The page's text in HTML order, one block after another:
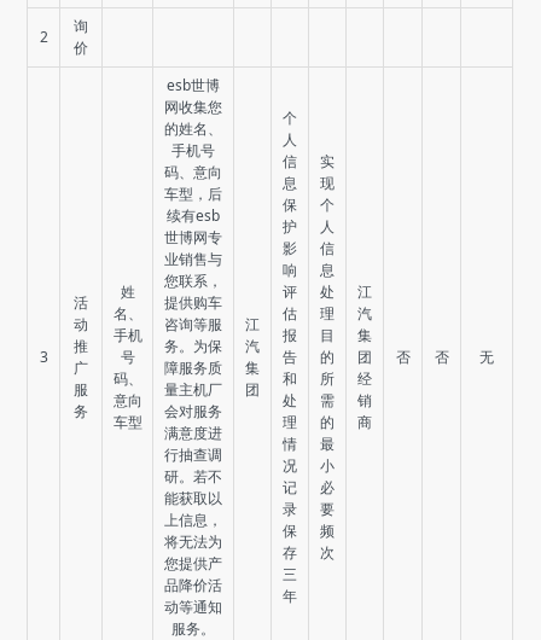
2
询
价
3
活
动
推
广
服
务
姓
名、
手机
号
码、
意向
车型
esb世博
网收集您
的姓名、
手机号
码、意向
车型，后
续有esb
世博网专
业销售与
您联系，
提供购车
咨询等服
务。为保
障服务质
量主机厂
会对服务
满意度进
行抽查调
研。若不
能获取以
上信息，
将无法为
您提供产
品降价活
动等通知
服务。
江
汽
集
团
个
人
信
息
保
护
影
响
评
估
报
告
和
处
理
情
况
记
录
保
存
三
年
实
现
个
人
信
息
处
理
目
的
所
需
的
最
小
必
要
频
次
江
汽
集
团
经
销
商
否 否 无